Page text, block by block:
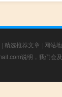
| 精选推荐文章 | 网站
说明，我们会